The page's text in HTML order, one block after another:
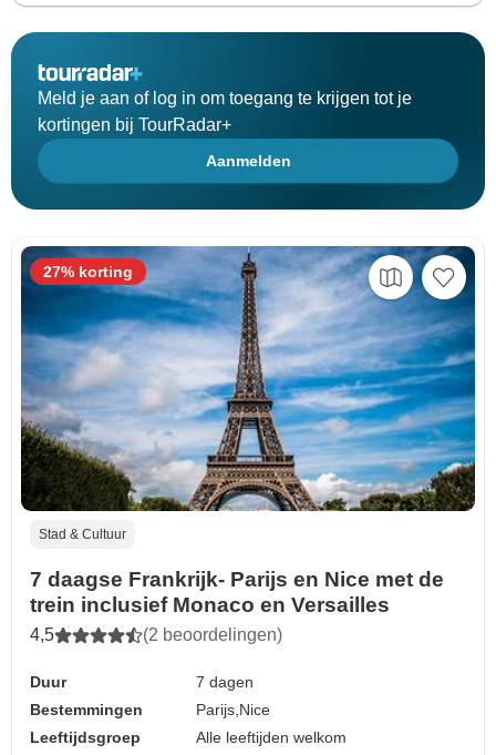
Meld je aan of log in om toegang te krijgen tot je
kortingen bij TourRadar+
Aanmelden
Stad & Cultuur
7 daagse Frankrijk- Parijs en Nice met de
trein inclusief Monaco en Versailles
4,5 (2 beoordelingen)
Duur
7 dagen
Bestemmingen
Parijs,Nice
Leeftijdsgroep
Alle leeftijden welkom
27% korting